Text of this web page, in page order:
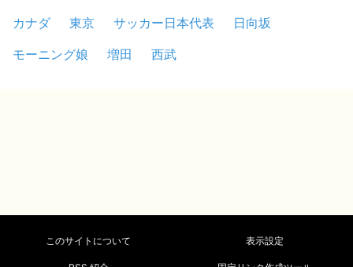
カナダ
東京 サッカー日本代表
日向坂
モーニング娘
増田 西武
このサイトについて 表示設定